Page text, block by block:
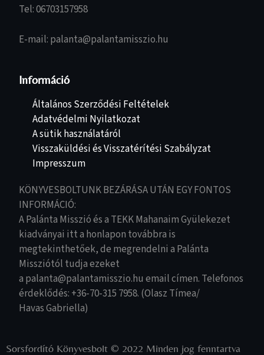
Tel: 06703157958
E-mail: palanta@palantamisszio.hu
Információ
Általános Szerződési Feltételek
Adatvédelmi Nyilatkozat
A sütik használatáról
Visszaküldési és Visszatérítési Szabályzat
Impresszum
KÖNYVESBOLTUNK BEZÁRÁSA UTÁN EGY FONTOS
INFORMÁCIÓ:
A Palánta Misszió és a TEKK Mahanaim Gyülekezet
kiadványai itt a honlapon továbbra is
megtekinthetőek, de megrendelni a Palánta
Missziótól tudja ezeket
a palanta@palantamisszio.hu email címen. Telefonos
érdeklődés: +36-70-315 7958. (Olasz Tímea/
Havas Gabriella)
Sorsfordító Könyvesbolt © 2022 Minden jog fenntartva